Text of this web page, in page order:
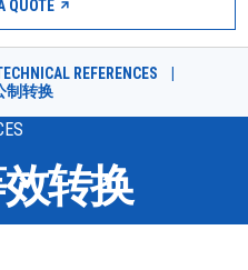
QUOTE
REFERENCES
制转换
转换